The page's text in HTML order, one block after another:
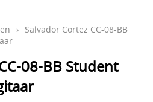
ukelele en slagwerk
› Salvador Cortez CC-08-BB
08-BB Student